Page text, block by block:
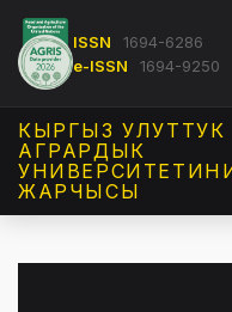
ISSN
1694-6286
e-ISSN
1694-9250
КЫРГЫЗ УЛУТТУК
АГРАРДЫК
ЖАРЧЫСЫ